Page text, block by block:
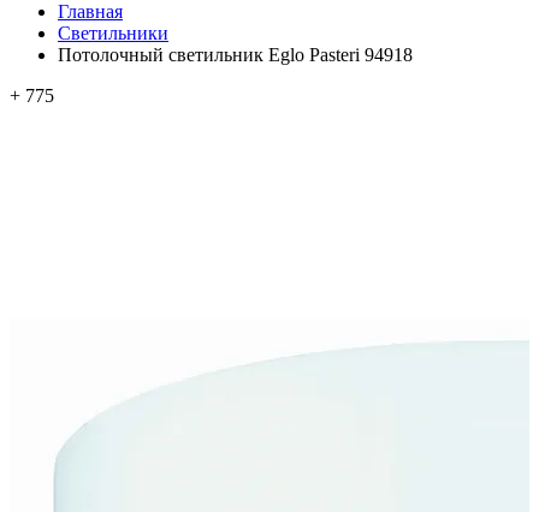
Главная
Светильники
Потолочный светильник Eglo Pasteri 94918
+ 775